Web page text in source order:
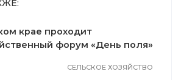
крае проходит
форум «День поля»
СЕЛЬСКОЕ ХОЗЯЙСТВО